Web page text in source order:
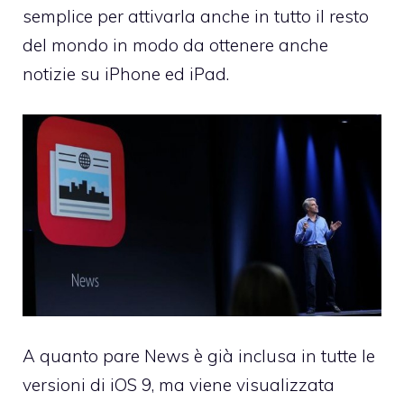
semplice per attivarla anche in tutto il resto
del mondo in modo da ottenere anche
notizie su iPhone ed iPad.
A quanto pare News è già inclusa in tutte le
versioni di iOS 9, ma viene visualizzata